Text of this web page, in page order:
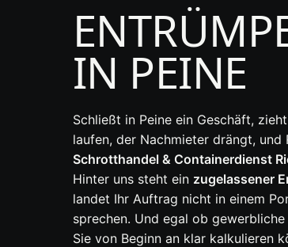
IN PEINE
Schließt in Peine ein Geschäft,
laufen, der Nachmieter drängt, und
Schrotthandel & Containerdienst
Hinter uns steht ein zugelassener
landet Ihr Auftrag nicht in einem
sprechen. Und egal ob
Sie von Beginn an klar kalkulieren